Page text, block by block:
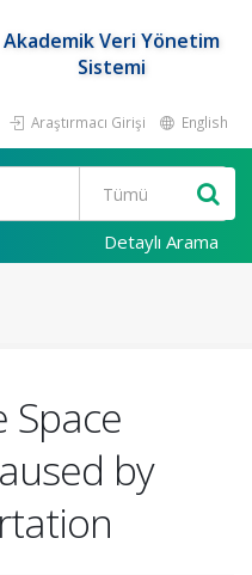
Akademik Veri Yönetim
Sistemi
Araştırmacı Girişi English
Detaylı Arama
Space
by